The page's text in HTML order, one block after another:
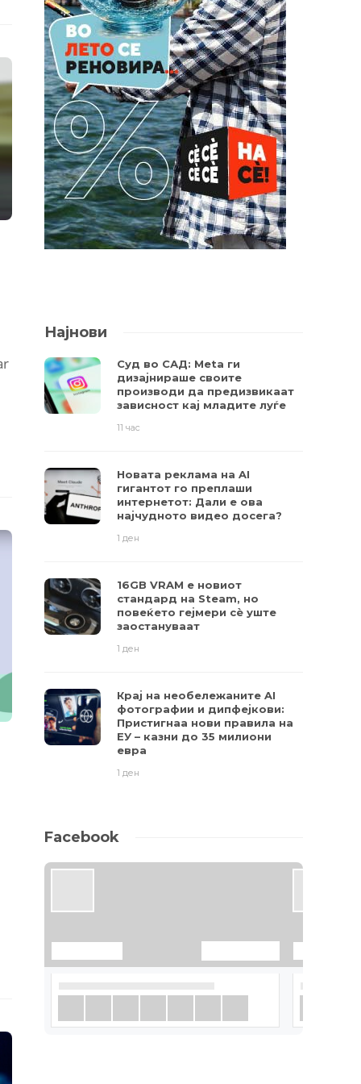
Најнови
Суд во САД: Meta ги
дизајнираше своите
производи да предизвикаат
зависност кај младите луѓе
11 час
Новата реклама на AI
гигантот го преплаши
интернетот: Дали е ова
најчудното видео досега?
1 ден
16GB VRAM е новиот
стандард на Steam, но
повеќето гејмери ​​сè уште
заостануваат
1 ден
Крај на необележаните AI
фотографии и дипфејкови:
Пристигнаа нови правила на
ЕУ – казни до 35 милиони
евра
1 ден
Facebook